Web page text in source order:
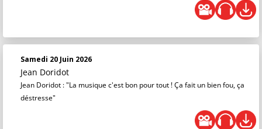
Samedi 20 Juin 2026
Jean Doridot
Jean Doridot : "La musique c'est bon pour tout ! Ça fait un bien fou, ça
déstresse"